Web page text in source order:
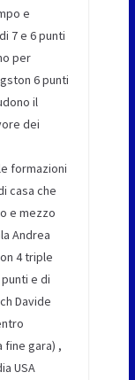
e
7 e 6 punti
per
6 punti
il
dei
formazioni
casa che
e mezzo
Andrea
4 triple
e di
Davide
fine gara) ,
USA